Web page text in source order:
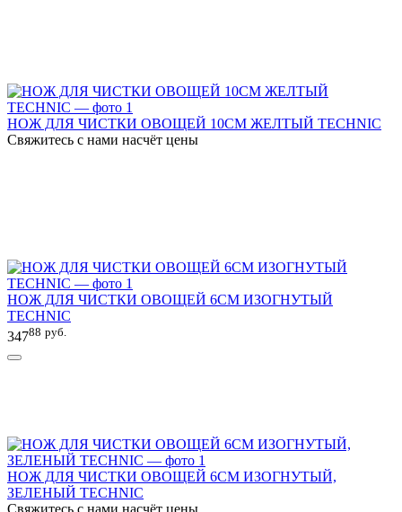
НОЖ ДЛЯ ЧИСТКИ ОВОЩЕЙ 10СМ ЖЕЛТЫЙ TECHNIC
Свяжитесь с нами насчёт цены
НОЖ ДЛЯ ЧИСТКИ ОВОЩЕЙ 6СМ ИЗОГНУТЫЙ
TECHNIC
34788 руб.
НОЖ ДЛЯ ЧИСТКИ ОВОЩЕЙ 6СМ ИЗОГНУТЫЙ,
ЗЕЛЕНЫЙ TECHNIC
Свяжитесь с нами насчёт цены